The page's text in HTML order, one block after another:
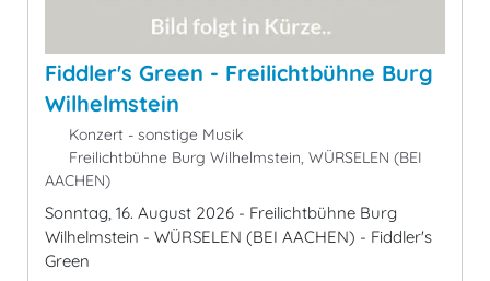
Fiddler's Green - Freilichtbühne Burg
Wilhelmstein
Konzert - sonstige Musik
Freilichtbühne Burg Wilhelmstein, WÜRSELEN (BEI
AACHEN)
Sonntag, 16. August 2026 - Freilichtbühne Burg
Wilhelmstein - WÜRSELEN (BEI AACHEN) - Fiddler's
Green